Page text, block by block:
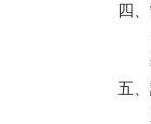
四
內
年
五
員